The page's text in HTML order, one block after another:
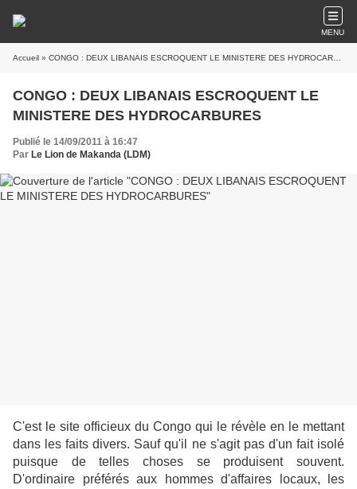
MENU
Accueil » CONGO : DEUX LIBANAIS ESCROQUENT LE MINISTERE DES HYDROCARBURES
CONGO : DEUX LIBANAIS ESCROQUENT LE
MINISTERE DES HYDROCARBURES
Publié le 14/09/2011 à 16:47
Par Le Lion de Makanda (LDM)
C'est le site officieux du Congo qui le révèle en le mettant
dans les faits divers. Sauf qu'il ne s'agit pas d'un fait isolé
puisque de telles choses se produisent souvent.
D'ordinaire préférés aux hommes d'affaires locaux, les